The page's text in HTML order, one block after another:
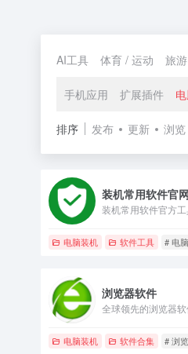
AI工具 体育 / 运动 旅
手机应用 扩展插件
排序 发布 更新 浏览
装机常用软件官网
装机常用软件官方
电脑装机 软件工具 # 电
浏览器软件
全球领先的浏览器软
电脑装机 软件合集 # 浏